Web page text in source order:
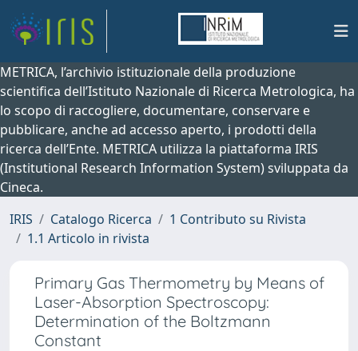
METRICA, l’archivio istituzionale della produzione
scientifica dell’Istituto Nazionale di Ricerca Metrologica, ha
lo scopo di raccogliere, documentare, conservare e
pubblicare, anche ad accesso aperto, i prodotti della
ricerca dell’Ente. METRICA utilizza la piattaforma IRIS
(Institutional Research Information System) sviluppata da
Cineca.
IRIS
Catalogo Ricerca
1 Contributo su Rivista
1.1 Articolo in rivista
Primary Gas Thermometry by Means of
Laser-Absorption Spectroscopy:
Determination of the Boltzmann
Constant